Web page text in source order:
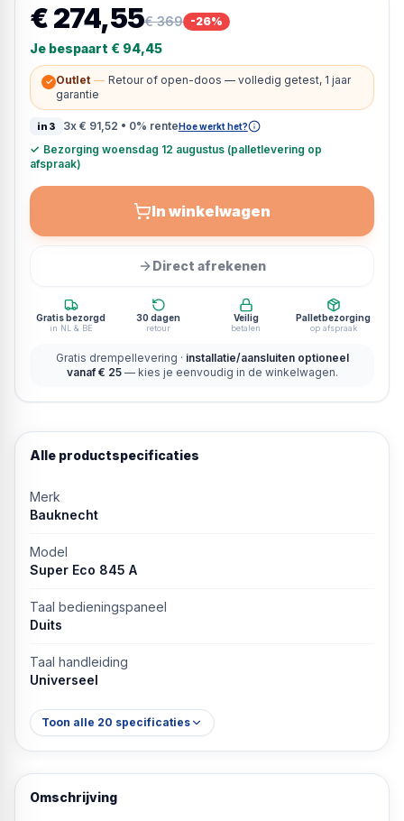
€ 274,55€ 369 -26%
Je bespaart € 94,45
✓ Outlet — Retour of open-doos — volledig getest, 1 jaar
garantie
in3 3x € 91,52 • 0% renteHoe werkt het?
✓ Bezorging woensdag 12 augustus (palletlevering op
afspraak)
In winkelwagen
Direct afrekenen
Gratis bezorgd
in NL & BE
30 dagen
retour
Veilig
betalen
Palletbezorging
op afspraak
Gratis drempellevering · installatie/aansluiten optioneel
vanaf € 25 — kies je eenvoudig in de winkelwagen.
Alle productspecificaties
Merk
Bauknecht
Model
Super Eco 845 A
Taal bedieningspaneel
Duits
Taal handleiding
Universeel
Toon alle 20 specificaties
Omschrijving